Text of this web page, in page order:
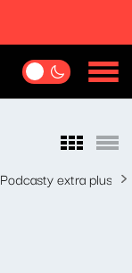
Podcasty extra plus